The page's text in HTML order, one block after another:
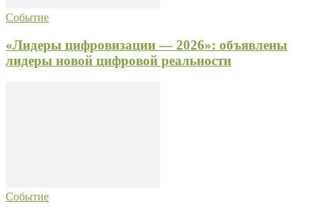
Событие
«Лидеры цифровизации — 2026»: объявлены
лидеры новой цифровой реальности
Событие